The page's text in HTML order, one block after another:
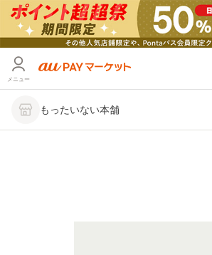
メニュー
もったいない本舗